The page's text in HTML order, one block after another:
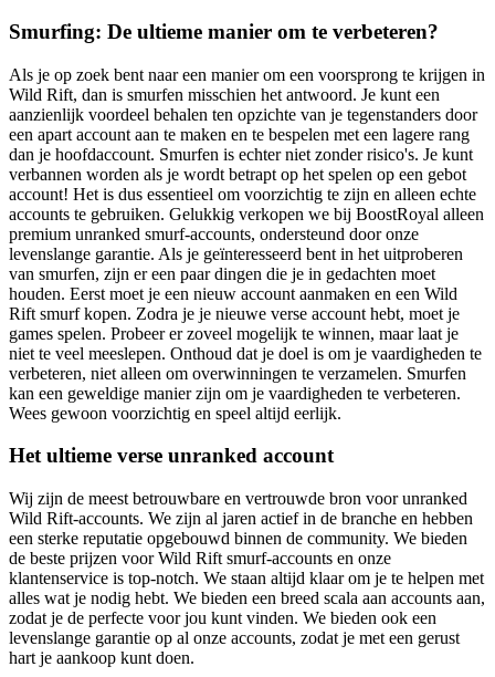
Smurfing: De ultieme manier om te verbeteren?
Als je op zoek bent naar een manier om een voorsprong te krijgen in
Wild Rift, dan is smurfen misschien het antwoord. Je kunt een
aanzienlijk voordeel behalen ten opzichte van je tegenstanders door
een apart account aan te maken en te bespelen met een lagere rang
dan je hoofdaccount. Smurfen is echter niet zonder risico's. Je kunt
verbannen worden als je wordt betrapt op het spelen op een gebot
account! Het is dus essentieel om voorzichtig te zijn en alleen echte
accounts te gebruiken. Gelukkig verkopen we bij BoostRoyal alleen
premium unranked smurf-accounts, ondersteund door onze
levenslange garantie. Als je geïnteresseerd bent in het uitproberen
van smurfen, zijn er een paar dingen die je in gedachten moet
houden. Eerst moet je een nieuw account aanmaken en een Wild
Rift smurf kopen. Zodra je je nieuwe verse account hebt, moet je
games spelen. Probeer er zoveel mogelijk te winnen, maar laat je
niet te veel meeslepen. Onthoud dat je doel is om je vaardigheden te
verbeteren, niet alleen om overwinningen te verzamelen. Smurfen
kan een geweldige manier zijn om je vaardigheden te verbeteren.
Wees gewoon voorzichtig en speel altijd eerlijk.
Het ultieme verse unranked account
Wij zijn de meest betrouwbare en vertrouwde bron voor unranked
Wild Rift-accounts. We zijn al jaren actief in de branche en hebben
een sterke reputatie opgebouwd binnen de community. We bieden
de beste prijzen voor Wild Rift smurf-accounts en onze
klantenservice is top-notch. We staan altijd klaar om je te helpen met
alles wat je nodig hebt. We bieden een breed scala aan accounts aan,
zodat je de perfecte voor jou kunt vinden. We bieden ook een
levenslange garantie op al onze accounts, zodat je met een gerust
hart je aankoop kunt doen.